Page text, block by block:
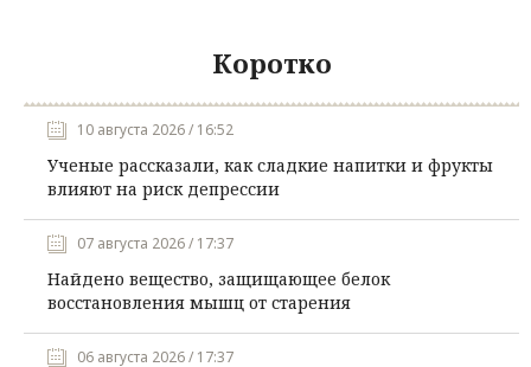
Коротко
10 августа 2026 / 16:52
Ученые рассказали, как сладкие напитки и фрукты
влияют на риск депрессии
07 августа 2026 / 17:37
Найдено вещество, защищающее белок
восстановления мышц от старения
06 августа 2026 / 17:37